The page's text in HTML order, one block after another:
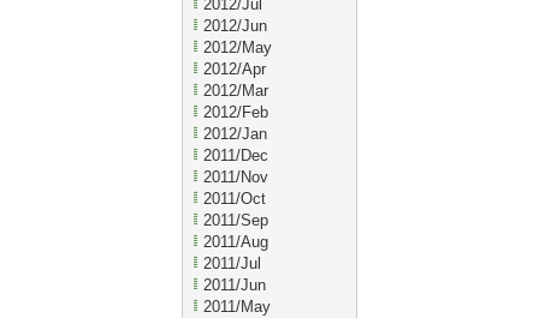
2012/Jul
2012/Jun
2012/May
2012/Apr
2012/Mar
2012/Feb
2012/Jan
2011/Dec
2011/Nov
2011/Oct
2011/Sep
2011/Aug
2011/Jul
2011/Jun
2011/May